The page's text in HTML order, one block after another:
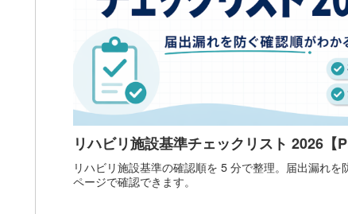
リハビリ施設基準チェックリスト 2026【
リハビリ施設基準の確認順を 5 分で整理。届出漏れ
ページで確認できます。